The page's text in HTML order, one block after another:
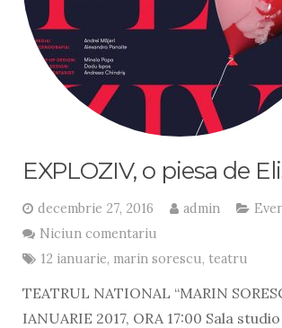
CONTACT
EXPLOZIV, o piesa de
decembrie 27, 2016 admin
Niciun comentariu
12 ianuarie, marin sorescu, teatru
TEATRUL NATIONAL “MARIN
IANUARIE 2017, ORA 17:00 Sala